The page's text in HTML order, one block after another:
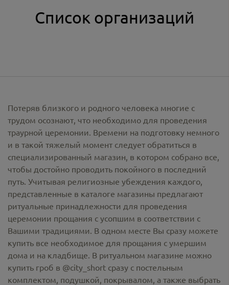
Список организаций
Потеряв близкого и родного человека многие с
трудом осознают, что необходимо для проведения
траурной церемонии. Времени на подготовку немного
и в такой тяжелый момент следует обратиться в
специализированный магазин, в котором собрано все,
чтобы достойно проводить покойного в последний
путь. Учитывая религиозные убеждения каждого,
представленные в каталоге магазины предлагают
ритуальные принадлежности для проведения
церемонии прощания с усопшим в соответствии с
Вашими традициями. В одном месте Вы сразу можете
купить все необходимое для прощания с умершим
дома и на кладбище. В ритуальном магазине можно
купить гроб в @city_short сразу с постельным
комплектом, подушкой, покрывалом, а также выбрать